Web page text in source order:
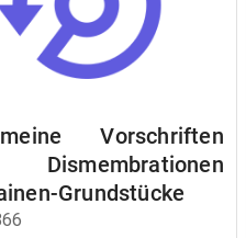
Vorschriften
Grundstücke